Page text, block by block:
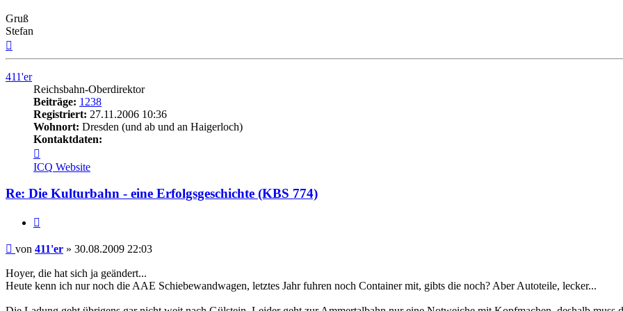
Gruß
Stefan
411'er
Reichsbahn-Oberdirektor
Beiträge: 1238
Registriert: 27.11.2006 10:36
Wohnort: Dresden (und ab und an Haigerloch)
Kontaktdaten:
von
411'er
ICQ Website
Re: Die Kulturbahn - eine Erfolgsgeschichte (KBS 774)
Beitrag
von 411'er » 30.08.2009 22:03
Hoyer, die hat sich ja geändert...
Heute kenn ich nur noch die AAE Schiebewandwagen, letztes Jahr fuhren noch Container mit, gibts die noch? Aber Autoteile, lecker...